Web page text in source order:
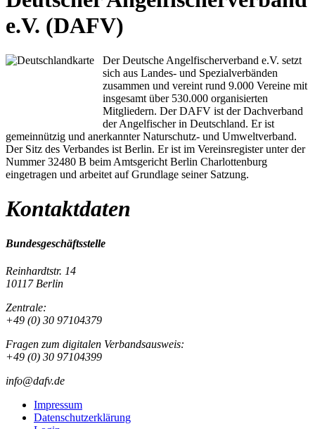
e.V. (DAFV)
Der Deutsche Angelfischerverband e.V. setzt
sich aus Landes- und Spezialverbänden
zusammen und vereint rund 9.000 Vereine mit
insgesamt über 530.000 organisierten
Mitgliedern. Der DAFV ist der Dachverband
der Angelfischer in Deutschland. Er ist
gemeinnützig und anerkannter Naturschutz- und Umweltverband.
Der Sitz des Verbandes ist Berlin. Er ist im Vereinsregister unter der
Nummer 32480 B beim Amtsgericht Berlin Charlottenburg
eingetragen und arbeitet auf Grundlage seiner Satzung.
Kontaktdaten
Bundesgeschäftsstelle
Reinhardtstr. 14
10117 Berlin
Zentrale:
+49 (0) 30 97104379
Fragen zum digitalen Verbandsausweis:
+49 (0) 30 97104399
info@dafv.de
Impressum
Datenschutzerklärung